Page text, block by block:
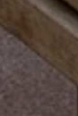
einem Tag